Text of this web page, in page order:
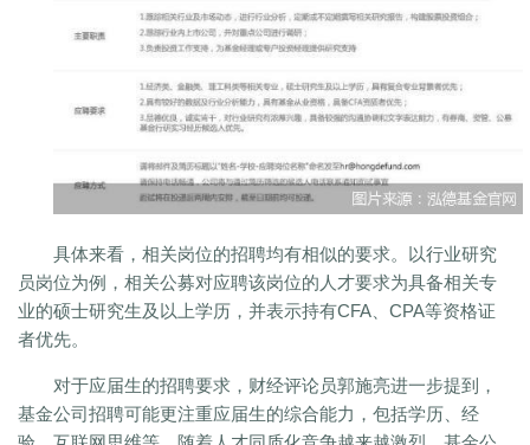
具体来看，相关岗位的招聘均有相似的要求。以行业研究
员岗位为例，相关公募对应聘该岗位的人才要求为具备相关专
业的硕士研究生及以上学历，并表示持有CFA、CPA等资格证
者优先。
对于应届生的招聘要求，财经评论员郭施亮进一步提到，
基金公司招聘可能更注重应届生的综合能力，包括学历、经